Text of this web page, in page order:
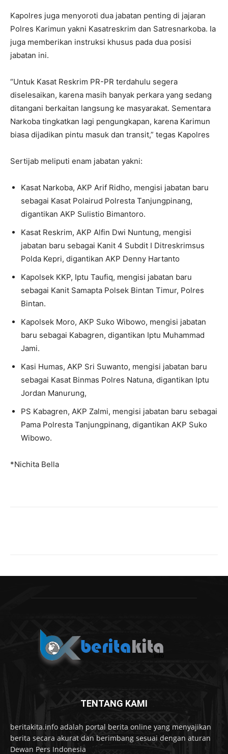
Kapolres juga menyoroti dua jabatan penting di jajaran
Polres Karimun yakni Kasatreskrim dan Satresnarkoba. Ia
juga memberikan instruksi khusus pada dua posisi
jabatan ini.
“Untuk Kasat Reskrim PR-PR terdahulu segera
diselesaikan, karena masih banyak perkara yang sedang
ditangani berkaitan langsung ke masyarakat. Sementara
Narkoba tingkatkan lagi pengungkapan, karena Karimun
biasa dijadikan pintu masuk dan transit,” tegas Kapolres
Sertijab meliputi enam jabatan yakni:
Kasat Narkoba, AKP Arif Ridho, mengisi jabatan baru
sebagai Kasat Polairud Polresta Tanjungpinang,
digantikan AKP Sulistio Bimantoro.
Kasat Reskrim, AKP Alfin Dwi Nuntung, mengisi
jabatan baru sebagai Kanit 4 Subdit I Ditreskrimsus
Polda Kepri, digantikan AKP Denny Hartanto
Kapolsek KKP, Iptu Taufiq, mengisi jabatan baru
sebagai Kanit Samapta Polsek Bintan Timur, Polres
Bintan.
Kapolsek Moro, AKP Suko Wibowo, mengisi jabatan
baru sebagai Kabagren, digantikan Iptu Muhammad
Jami.
Kasi Humas, AKP Sri Suwanto, mengisi jabatan baru
sebagai Kasat Binmas Polres Natuna, digantikan Iptu
Jordan Manurung,
PS Kabagren, AKP Zalmi, mengisi jabatan baru sebagai
Pama Polresta Tanjungpinang, digantikan AKP Suko
Wibowo.
*Nichita Bella
TENTANG KAMI
beritakita.info adalah portal berita online yang menyajikan
berita secara akurat dan berimbang sesuai dengan aturan
Dewan Pers Indonesia